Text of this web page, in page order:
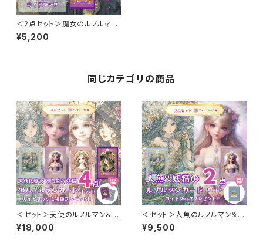
＜2点セット＞魔女のルノルマン
カード ＆ ルノルマンカード・
2枚読みガイドブック 2点セッ
¥5,200
同じカテゴリの商品
＜セット＞天使のルノルマン＆魔
女のルノルマン＆人魚のルノルマ
ン＆妖精のルノルマン ルノルマ
¥18,000
＜セット＞人魚のルノルマン＆妖
精のルノルマン ルノルマンカー
ド・2枚読みガイドブック付き！
¥9,500